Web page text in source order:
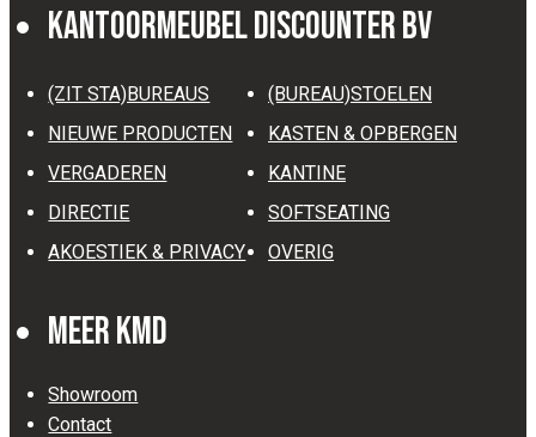
Kantoormeubel Discounter BV
(ZIT STA)BUREAUS
(BUREAU)STOELEN
NIEUWE PRODUCTEN
KASTEN & OPBERGEN
VERGADEREN
KANTINE
DIRECTIE
SOFTSEATING
AKOESTIEK & PRIVACY
OVERIG
Meer KMD
Showroom
Contact